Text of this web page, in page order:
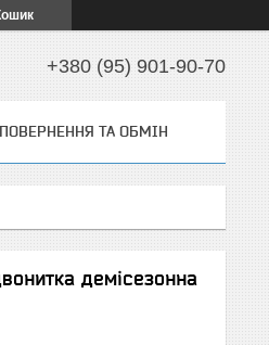
+380 (95) 901-90-70
ПОВЕРНЕННЯ ТА ОБМІН
демісезонна